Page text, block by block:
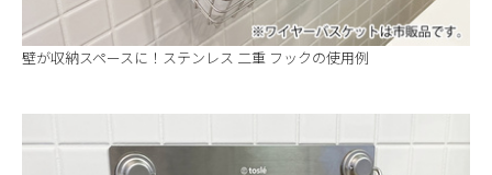
壁が収納スペースに！ステンレス 二重 フックの使用例